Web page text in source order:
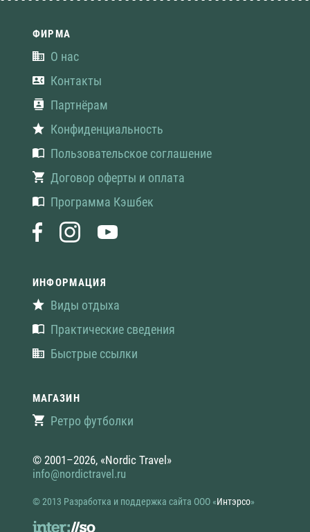
ФИРМА
О нас
Контакты
Партнёрам
Конфиденциальность
Пользовательское соглашение
Договор оферты и оплата
Программа Кэшбек
ИНФОРМАЦИЯ
Виды отдыха
Практические сведения
Быстрые ссылки
МАГАЗИН
Ретро футболки
© 2001–2026, «Nordic Travel»
info@nordictravel.ru
© 2013 Разработка и поддержка сайта ООО «Интэрсо»